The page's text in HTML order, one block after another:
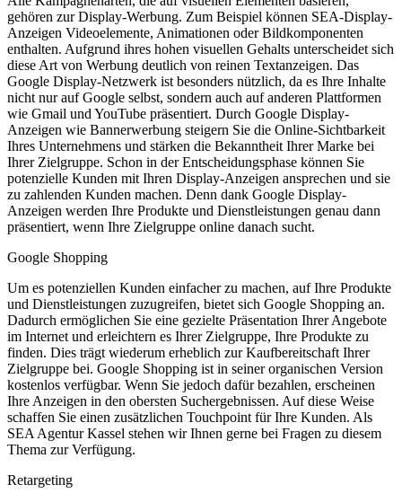
gehören zur Display-Werbung. Zum Beispiel können SEA-Display-
Anzeigen Videoelemente, Animationen oder Bildkomponenten
enthalten. Aufgrund ihres hohen visuellen Gehalts unterscheidet sich
diese Art von Werbung deutlich von reinen Textanzeigen. Das
Google Display-Netzwerk ist besonders nützlich, da es Ihre Inhalte
nicht nur auf Google selbst, sondern auch auf anderen Plattformen
wie Gmail und YouTube präsentiert. Durch Google Display-
Anzeigen wie Bannerwerbung steigern Sie die Online-Sichtbarkeit
Ihres Unternehmens und stärken die Bekanntheit Ihrer Marke bei
Ihrer Zielgruppe. Schon in der Entscheidungsphase können Sie
potenzielle Kunden mit Ihren Display-Anzeigen ansprechen und sie
zu zahlenden Kunden machen. Denn dank Google Display-
Anzeigen werden Ihre Produkte und Dienstleistungen genau dann
präsentiert, wenn Ihre Zielgruppe online danach sucht.
Google Shopping
Um es potenziellen Kunden einfacher zu machen, auf Ihre Produkte
und Dienstleistungen zuzugreifen, bietet sich Google Shopping an.
Dadurch ermöglichen Sie eine gezielte Präsentation Ihrer Angebote
im Internet und erleichtern es Ihrer Zielgruppe, Ihre Produkte zu
finden. Dies trägt wiederum erheblich zur Kaufbereitschaft Ihrer
Zielgruppe bei. Google Shopping ist in seiner organischen Version
kostenlos verfügbar. Wenn Sie jedoch dafür bezahlen, erscheinen
Ihre Anzeigen in den obersten Suchergebnissen. Auf diese Weise
schaffen Sie einen zusätzlichen Touchpoint für Ihre Kunden. Als
SEA Agentur Kassel stehen wir Ihnen gerne bei Fragen zu diesem
Thema zur Verfügung.
Retargeting